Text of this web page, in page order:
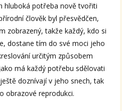
hluboká potřeba nově tvořiti
člověk byl přesvědčen,
zobrazený, takže každý, kdo si
dostane tím do své moci jeho
určitým způsobem
má každý potřebu sdělovati
doznívají v jeho snech, tak
obrazové reprodukci.